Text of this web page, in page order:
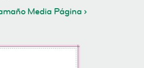
Media Página